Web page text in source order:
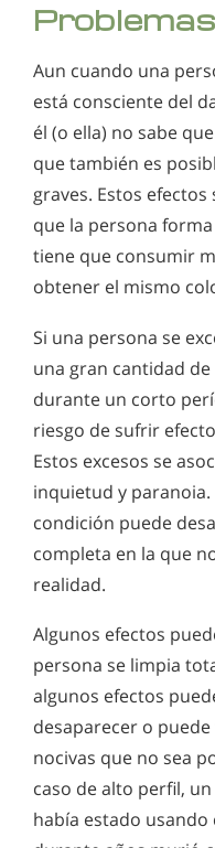
Aun cuando una
está consciente del
él (o ella) no sabe
que también es
graves. Estos
que la persona
tiene que consumir
obtener el mismo
Si una persona se
una gran cantidad
durante un corto
riesgo de sufrir
Estos excesos se
inquietud y
condición puede
completa en la que
realidad.
Algunos efectos
persona se limpia
algunos efectos
desaparecer o
nocivas que no sea
caso de alto perfil,
había estado